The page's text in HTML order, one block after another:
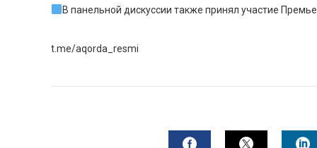
В панельной дискуссии также принял участие
t.me/aqorda_resmi